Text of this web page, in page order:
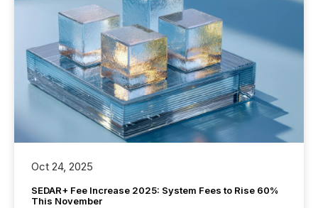
Oct 24, 2025
SEDAR+ Fee Increase 2025: System Fees to Rise 60%
This November